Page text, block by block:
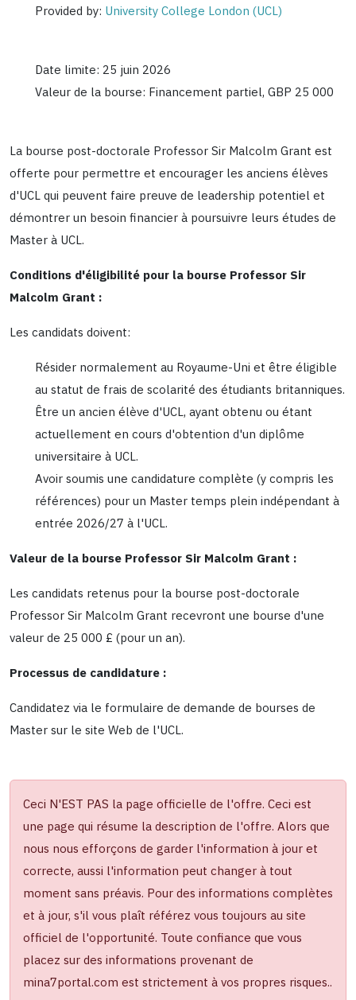
Provided by: University College London (UCL)
Date limite: 25 juin 2026
Valeur de la bourse: Financement partiel, GBP 25 000
La bourse post-doctorale Professor Sir Malcolm Grant est
offerte pour permettre et encourager les anciens élèves
d'UCL qui peuvent faire preuve de leadership potentiel et
démontrer un besoin financier à poursuivre leurs études de
Master à UCL.
Conditions d'éligibilité pour la bourse Professor Sir
Malcolm Grant :
Les candidats doivent:
Résider normalement au Royaume-Uni et être éligible
au statut de frais de scolarité des étudiants britanniques.
Être un ancien élève d'UCL, ayant obtenu ou étant
actuellement en cours d'obtention d'un diplôme
universitaire à UCL.
Avoir soumis une candidature complète (y compris les
références) pour un Master temps plein indépendant à
entrée 2026/27 à l'UCL.
Valeur de la bourse Professor Sir Malcolm Grant :
Les candidats retenus pour la bourse post-doctorale
Professor Sir Malcolm Grant recevront une bourse d'une
valeur de 25 000 £ (pour un an).
Processus de candidature :
Candidatez via le formulaire de demande de bourses de
Master sur le site Web de l'UCL.
Ceci N'EST PAS la page officielle de l'offre. Ceci est
une page qui résume la description de l'offre. Alors que
nous nous efforçons de garder l'information à jour et
correcte, aussi l'information peut changer à tout
moment sans préavis. Pour des informations complètes
et à jour, s'il vous plaît référez vous toujours au site
officiel de l'opportunité. Toute confiance que vous
placez sur des informations provenant de
mina7portal.com est strictement à vos propres risques..